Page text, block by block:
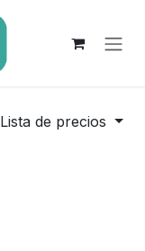
Lista de precios